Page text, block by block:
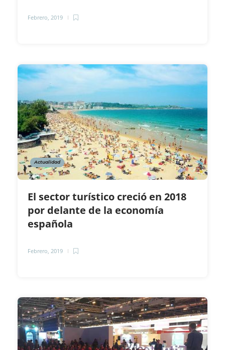
Febrero, 2019
Actualidad
El sector turístico creció en 2018
por delante de la economía
española
Febrero, 2019